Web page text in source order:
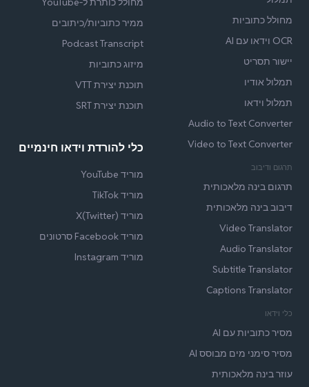
מחולל כתוביות
OCR וידאו עם AI
יישור תסריט
תמלול אודיו
תמלול וידאו
Audio to Text Converter
Video to Text Converter
תרגום ודיבוב
תרגום בינה מלאכותית
דיבוב בינה מלאכותית
Video Translator
Audio Translator
Subtitle Translator
Captions Translator
כלי וידאו
מסיר כתוביות עם AI
מסיר סימני מים מבוסס AI
עוזר בינה מלאכותית
ממיר כתוביות/כיתובים
Podcast Transcript
מיזוג כתוביות
תוכנת יצירת VTT
תוכנת יצירת SRT
כלי להורדת וידאו חינמיים
מוריד YouTube
מוריד TikTok
מוריד X(Twitter)
מוריד Facebook סרטונים
מוריד Instagram